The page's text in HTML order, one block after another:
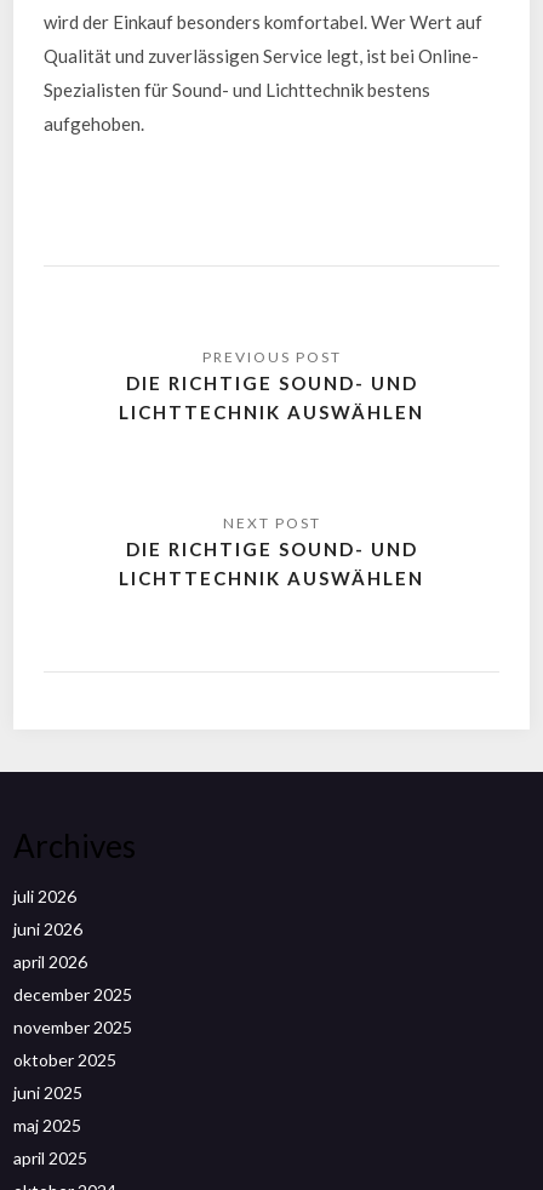
wird der Einkauf besonders komfortabel. Wer Wert auf
Qualität und zuverlässigen Service legt, ist bei Online-
Spezialisten für Sound- und Lichttechnik bestens
aufgehoben.
DIE RICHTIGE SOUND- UND
LICHTTECHNIK AUSWÄHLEN
DIE RICHTIGE SOUND- UND
LICHTTECHNIK AUSWÄHLEN
Archives
juli 2026
juni 2026
april 2026
december 2025
november 2025
oktober 2025
juni 2025
maj 2025
april 2025